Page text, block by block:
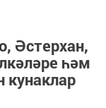
Әстерхан,
һәм
кунаклар